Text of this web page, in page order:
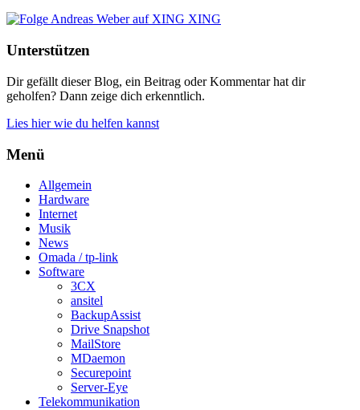
XING
Unterstützen
Dir gefällt dieser Blog, ein Beitrag oder Kommentar hat dir
geholfen? Dann zeige dich erkenntlich.
Lies hier wie du helfen kannst
Menü
Allgemein
Hardware
Internet
Musik
News
Omada / tp-link
Software
3CX
ansitel
BackupAssist
Drive Snapshot
MailStore
MDaemon
Securepoint
Server-Eye
Telekommunikation